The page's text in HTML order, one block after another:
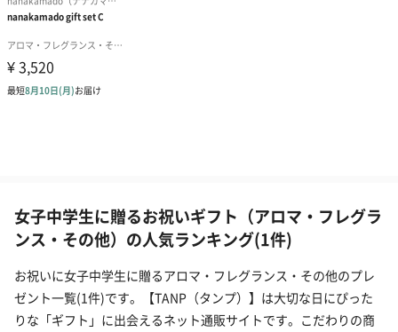
女子中学生に贈るお祝いギフト（アロマ・フレグラ
ンス・その他）の人気ランキング(1件)
お祝いに女子中学生に贈るアロマ・フレグランス・その他のプレ
ゼント一覧(1件)です。【TANP（タンプ）】は大切な日にぴった
りな「ギフト」に出会えるネット通販サイトです。こだわりの商